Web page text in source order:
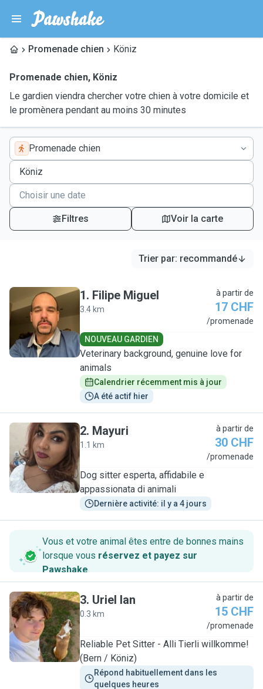
Promenade chien Köniz
Promenade chien, Köniz
Le gardien viendra chercher votre chien à votre domicile et
le promènera pendant au moins 30 minutes
Promenade chien
Filtres Voir la carte
Trier par: recommandé
F
1. Filipe Miguel
3.4 km
à partir de
17 CHF
/promenade
NOUVEAU GARDIEN
Veterinary background, genuine love for
animals
Calendrier récemment mis à jour
A été actif hier
M
2. Mayuri
1.1 km
à partir de
30 CHF
/promenade
Dog sitter esperta, affidabile e
appassionata di animali
Dernière activité: il y a 4 jours
Vous et votre animal êtes entre de bonnes mains
lorsque vous réservez et payez sur
Pawshake.
U
3. Uriel Ian
0.3 km
à partir de
15 CHF
/promenade
Reliable Pet Sitter - Alli Tierli willkomme!
(Bern / Köniz)
Répond habituellement dans les
quelques heures